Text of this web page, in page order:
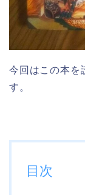
今回はこの本を
す。
目次